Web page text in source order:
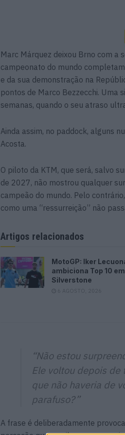
Marc Márquez deixou Brno com a
campeonato do mundo
e da sua demonstração na
pontos de Marco Bezzecchi. Uma
semanas, quando o seu atraso
Ainda assim, no paddock, alguns
Acosta.
O piloto da KTM, que será, salvo
de 2027, não mostrou qualquer
campeão do mundo. Pelo
como uma “ressurreição” não
Artigos relacionados
MotoGP: Iker
ambiciona Top 10 em
Silverstone
6 AGOSTO, 2026
“Não estou
Ele voltou depois
que não haveria de
parafuso?”
A frase é deliberadamente